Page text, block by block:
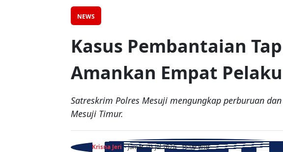
NEWS
Kasus Pembantaian
Amankan Empat Pelaku
Satreskrim Polres Mesuji mengungkap perburuan
Mesuji Timur.
Krisna Jeri - Jumat, 03 Jul 2026 - 15:09 WIB